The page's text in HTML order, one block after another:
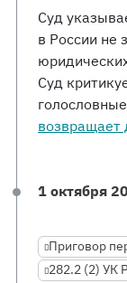
Суд
в России не
Суд
возвращает
1 октября
Приговор
282.2 (2) УК